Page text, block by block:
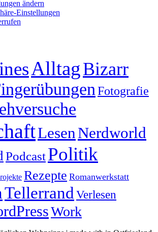
ändern
Einstellungen
AlltagBizarr
Fotografie
LesenNerdworld
PodcastPolitik
Rezepte Romanwerkstatt
Tellerrand Verlesen
Work